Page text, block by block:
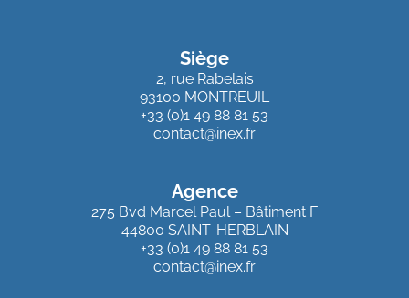
Siège
2, rue Rabelais
93100 MONTREUIL
+33 (0)1 49 88 81 53
contact@inex.fr
Agence
275 Bvd Marcel Paul – Bâtiment F
44800 SAINT-HERBLAIN
+33 (0)1 49 88 81 53
contact@inex.fr